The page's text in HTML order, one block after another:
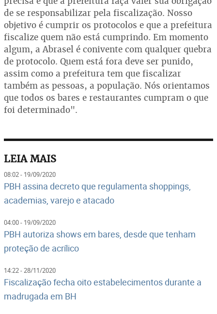
de se responsabilizar pela fiscalização. Nosso
objetivo é cumprir os protocolos e que a prefeitura
fiscalize quem não está cumprindo. Em momento
algum, a Abrasel é conivente com qualquer quebra
de protocolo. Quem está fora deve ser punido,
assim como a prefeitura tem que fiscalizar
também as pessoas, a população. Nós orientamos
que todos os bares e restaurantes cumpram o que
foi determinado".
LEIA MAIS
08:02 - 19/09/2020
PBH assina decreto que regulamenta shoppings,
academias, varejo e atacado
04:00 - 19/09/2020
PBH autoriza shows em bares, desde que tenham
proteção de acrílico
14:22 - 28/11/2020
Fiscalização fecha oito estabelecimentos durante a
madrugada em BH